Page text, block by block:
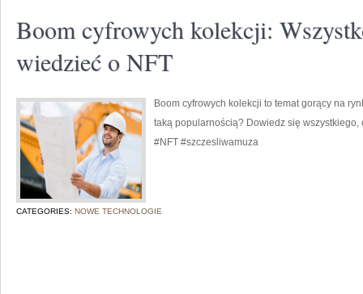
Boom cyfrowych kolekcji:
wiedzieć o NFT
Boom cyfrowych kolekcji to temat gorący na
taką popularnością? Dowiedz się
#NFT #szczesliwamuza
CATEGORIES: NOWE TECHNOLOGIE